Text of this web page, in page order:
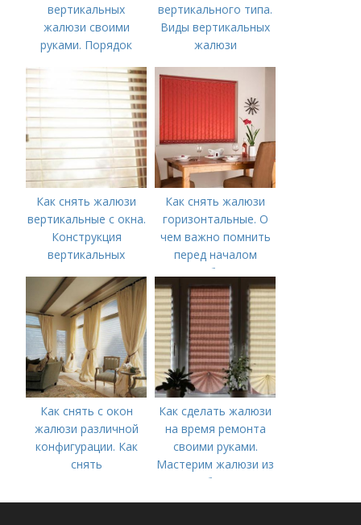
вертикальных
жалюзи своими
руками. Порядок
вертикального типа.
Виды вертикальных
жалюзи
Как снять жалюзи
вертикальные с окна.
Конструкция
вертикальных
Как снять жалюзи
горизонтальные. О
чем важно помнить
перед началом
работ?
Как снять с окон
жалюзи различной
конфигурации. Как
снять
жалюзи
Как сделать жалюзи
на время ремонта
своими руками.
Мастерим жалюзи из
обоев